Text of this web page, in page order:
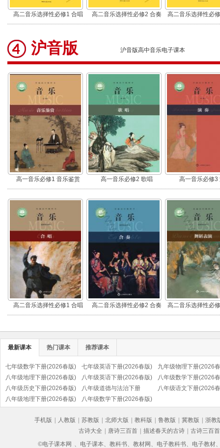
高二音乐选择性必修1 合唱 高二音乐选择性必修2 合奏
高二音乐选择性必
演
沪音版 沪音版高中音乐电子课本
高一音乐必修1 音乐鉴赏 高一音乐必修2 歌唱 高一音乐必修3
高二音乐选择性必修1 合唱 高二音乐选择性必修2 合奏
高二音乐选择性必
演
最新课本 热门课本 推荐课本
七年级数学下册(2026春版) 七年级英语下册(2026春版)
九年级物理下册(2026
八年级地理下册(2026春版)
八年级英语下册(2026春版)
八年级数学下册(2026
八年级历史下册(2026春版)
(部编版)
八年级道德与法治下册
(2026春版)(部编版)
八年级语文下册(2026
八年级地理下册(2026春版) 八年级数学下册(2026春版)
手机版 人教版 苏教版 北师大版 教科版 鲁教版 冀教版
浙教
古诗大全
唐诗三百首 描述春天的古诗
古诗三百首
©电子课本网 、电子课本、教科书、教材网、电子教科书、电子教材